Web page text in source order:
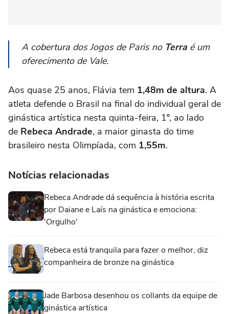
A cobertura dos Jogos de Paris no Terraé um
oferecimento de Vale.
Aos quase 25 anos, Flávia tem 1,48m de altura. A
atleta defende o Brasil na final do individual geral de
ginástica artística nesta quinta-feira, 1º, ao lado
de Rebeca Andrade, a maior ginasta do time
brasileiro nesta Olimpíada, com 1,55m.
Notícias relacionadas
Rebeca Andrade dá sequência à história escrita
por Daiane e Laís na ginástica e emociona:
'Orgulho'
Rebeca está tranquila para fazer o melhor, diz
companheira de bronze na ginástica
Jade Barbosa desenhou os collants da equipe de
ginástica artística